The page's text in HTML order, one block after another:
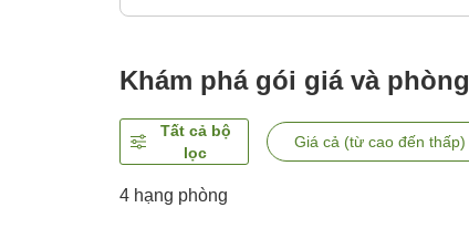
Khám phá gói giá và phòng
Tất cả bộ
lọc
Giá cả (từ cao đến thấp)
4 hạng phòng